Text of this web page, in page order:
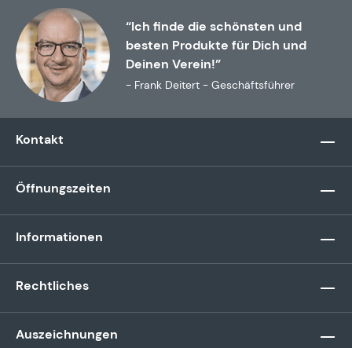
“Ich finde die schönsten und
besten Produkte für Dich und
Deinen Verein!”
- Frank Deitert - Geschäftsführer
Kontakt
Öffnungszeiten
Informationen
Rechtliches
Auszeichnungen